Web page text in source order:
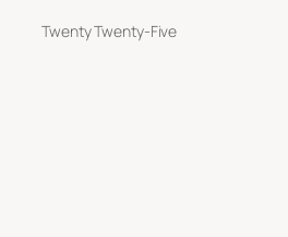
Twenty Twenty-Five